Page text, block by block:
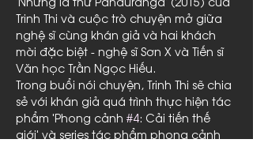
Trinh Thi và cuộc trò chuyện mở giữa
nghệ sĩ cùng khán giả và hai khách
mời đặc biệt - nghệ sĩ Sơn X và Tiến sĩ
Văn học Trần Ngọc Hiếu.
Trong buổi nói chuyện, Trinh Thi sẽ chia
sẻ với khán giả quá trình thực hiện tác
phẩm 'Phong cảnh #4: Cải tiến thế
giới' và series tác phẩm phong cảnh